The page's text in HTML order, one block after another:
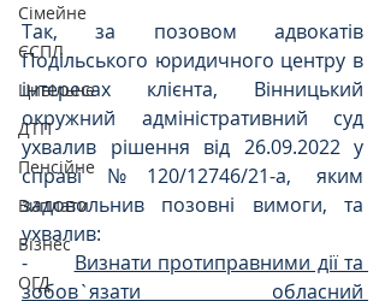
Сімейне
ЄСПЛ
Цивільне
ДТП
Пенсійне
Виплати
Бізнес
ОГД
Так, за позовом адвокатів
Подільського юридичного центру в
інтересах клієнта, Вінницький
окружний адміністративний суд
ухвалив рішення від 26.09.2022 у
справі №120/12746/21-а, яким
задовольнив позовні вимоги, та
ухвалив:
- Визнати протиправними дії та
зобов`язати обласний